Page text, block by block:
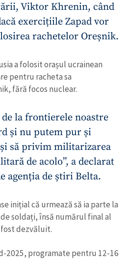
Viktor Khrenin, când
exercițiile Zapad vor
rachetelor Oreșnik.
a folosit orașul ucrainean
pentru racheta sa
fără focos nuclear.
de la frontierele noastre
și nu putem pur și
să privim militarizarea
de acolo”, a declarat
agenția de știri Belta.
inițial că urmează să ia parte la
soldați, însă numărul final al
dezvăluit.
2025, programate pentru 12-16